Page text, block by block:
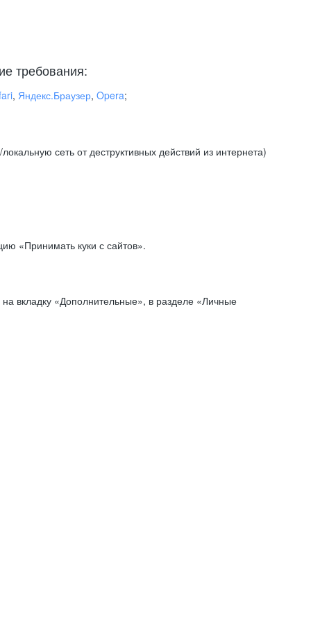
требования:
, Яндекс.Браузер, Opera;
сеть от деструктивных действий из интернета)
«Принимать куки с сайтов».
вкладку «Дополнительные», в разделе «Личные